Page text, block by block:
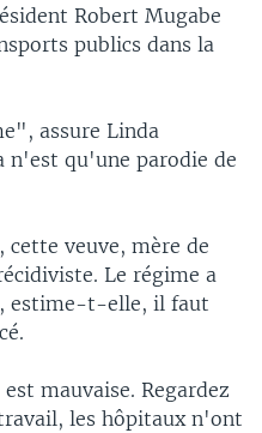
Robert Mugabe
publics dans la
assure Linda
n'est qu'une parodie de
veuve, mère de
Le régime a
estime-t-elle, il faut
mauvaise. Regardez
les hôpitaux n'ont